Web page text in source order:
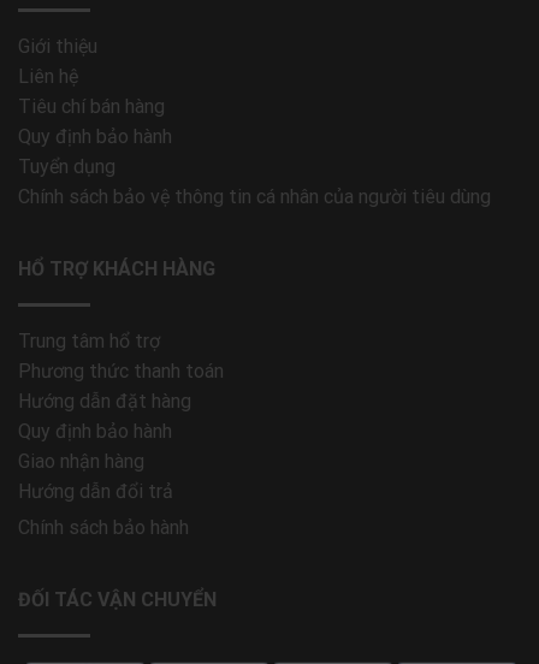
Giới thiệu
Liên hệ
Tiêu chí bán hàng
Quy định bảo hành
Tuyển dụng
Chính sách bảo vệ thông tin cá nhân của người tiêu dùng
HỔ TRỢ KHÁCH HÀNG
Trung tâm hổ trợ
Phương thức thanh toán
Hướng dẫn đặt hàng
Quy định bảo hành
Giao nhận hàng
Hướng dẫn đổi trả
Chính sách bảo hành
ĐỐI TÁC VẬN CHUYỂN